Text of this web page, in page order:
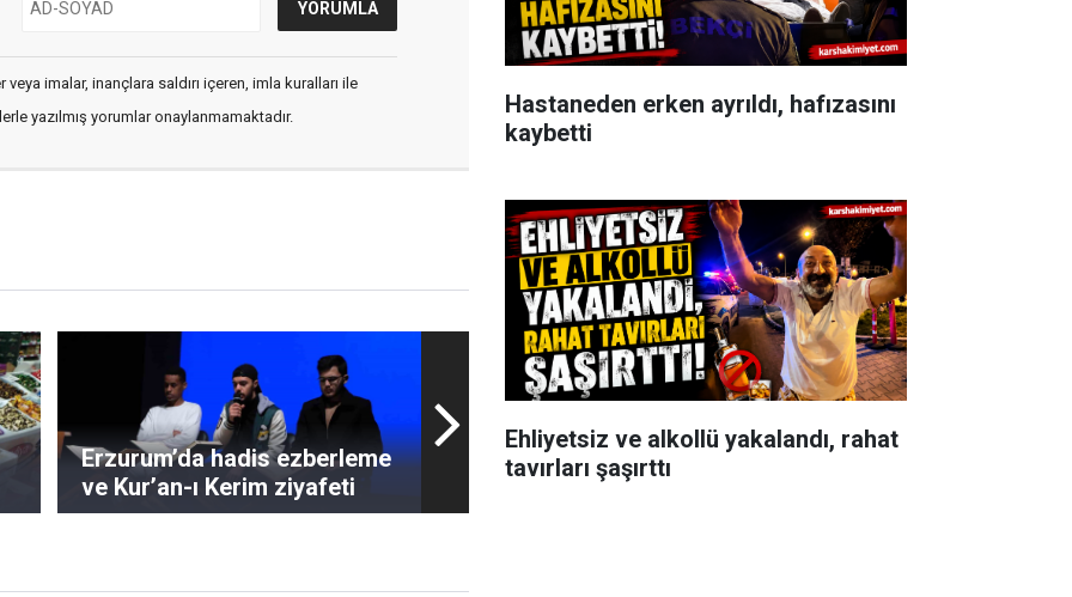
imalar, inançlara saldırı içeren, imla kuralları ile
yazılmış yorumlar onaylanmamaktadır.
Erzurum’da hadis ezberleme
ve Kur’an-ı Kerim ziyafeti
Hastaneden erken ayrıldı, hafızasını
kaybetti
Ehliyetsiz ve alkollü yakalandı, rahat
tavırları şaşırttı